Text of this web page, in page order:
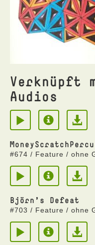
Verknüpft
Audios
#674 / Feature / ohne
Björn's Defeat
#703 / Feature / ohne